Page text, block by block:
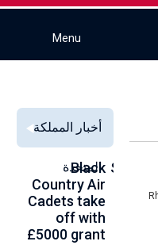
أخبار المملكة
المتحدة
Black
Country Air
Cadets take
off with
£5000 grant